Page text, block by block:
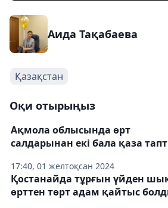
Аида Тақабаева
Қазақстан
Оқи отырыңыз
17:40, 01 желтоқсан 2024
Ақмола облысында өрт
салдарынан екі бала қаза
Қостанайда тұрғын үйден
өрттен төрт адам қайтыс